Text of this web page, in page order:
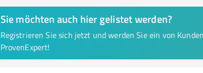
Sie möchten auch hier gelistet werden?
Registrieren Sie sich jetzt und werden Sie ein von
ProvenExpert!